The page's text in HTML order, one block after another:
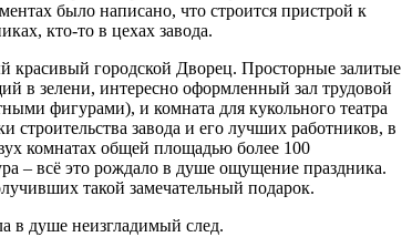
было написано, что строится пристрой к
кто-то в цехах завода.
красивый городской Дворец. Просторные залитые
в зелени, интересно оформленный зал трудовой
фигурами), и комната для кукольного театра
строительства завода и его лучших работников, в
комнатах общей площадью более 100
– всё это рождало в душе ощущение праздника.
такой замечательный подарок.
в душе неизгладимый след.